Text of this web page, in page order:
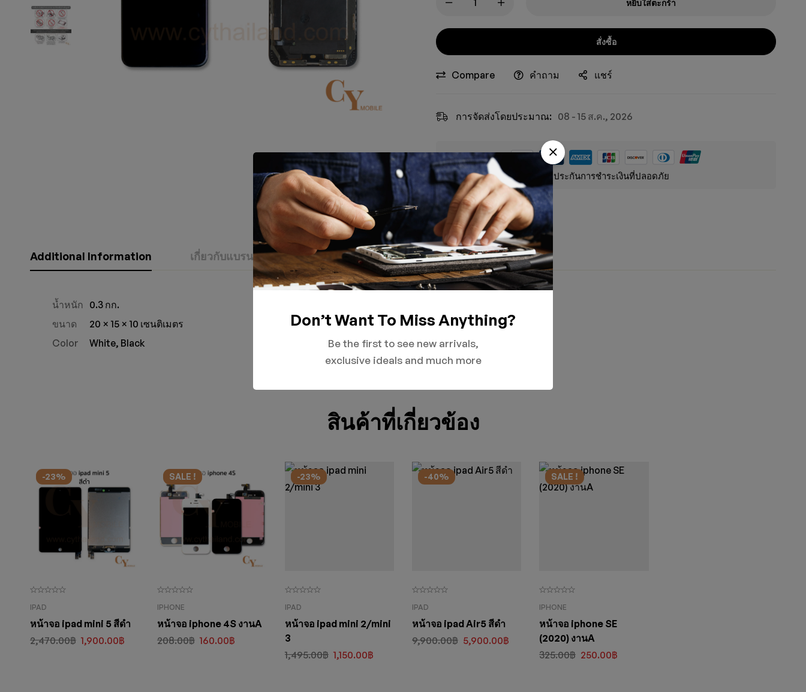
หยิบใส่ตะกร้า
สั่งซื้อ
Compare คำถาม แชร์
การจัดส่งโดยประมาณ: 08 - 15 ส.ค., 2026
รับประกันการชำระเงินที่ปลอดภัย
Additional Information เกี่ยวกับแบรนด์ คำถาม
น้ำหนัก 0.3 กก.
ขนาด
20 × 15 × 10 เซนติเมตร
Color
White, Black
iphone
สินค้าที่เกี่ยวข้อง
-23%
IPAD
หน้าจอ ipad mini 5 สีดำ
2,470.00฿ 1,900.00฿
SALE !
IPHONE
หน้าจอ iphone 4S งานA
208.00฿ 160.00฿
-23%
IPAD
หน้าจอ ipad mini 2/mini
3
1,495.00฿ 1,150.00฿
-40%
IPAD
หน้าจอ ipad Air5 สีดำ
9,900.00฿ 5,900.00฿
SALE !
IPHONE
หน้าจอ iphone SE
(2020) งานA
325.00฿ 250.00฿
Don’t Want To Miss Anything?
Be the first to see new arrivals,
exclusive ideals and much more